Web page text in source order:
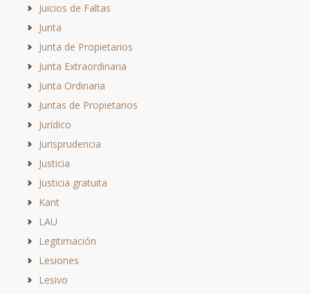
Juicios de Faltas
Junta
Junta de Propietarios
Junta Extraordinaria
Junta Ordinaria
Juntas de Propietarios
Jurídico
Jurisprudencia
Justicia
Justicia gratuita
Kant
LAU
Legitimación
Lesiones
Lesivo